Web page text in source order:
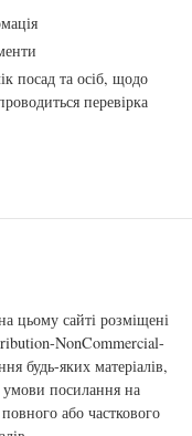
посад та осіб, щодо
перевірка
цьому сайті розміщені
NonCommercial-
будь-яких матеріалів,
умови посилання на
або часткового